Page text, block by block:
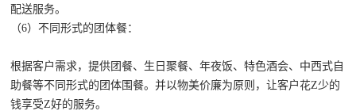
配送服务。
（6）不同形式的团体餐：
根据客户需求，提供团餐、生日聚餐、年夜饭、特色酒会、中西式自
助餐等不同形式的团体围餐。并以物美价廉为原则，让客户花Z少的
钱享受Z好的服务。